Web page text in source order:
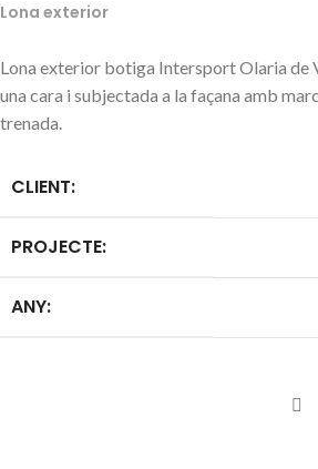
Lona exterior
Lona exterior botiga Intersport Olaria de
una cara i subjectada a la façana amb
trenada.
CLIENT:
PROJECTE:
ANY: